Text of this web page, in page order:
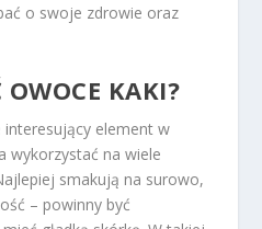
o swoje zdrowie oraz
OWOCE KAKI?
interesujący element w
wykorzystać na wiele
smakują na surowo,
– powinny być